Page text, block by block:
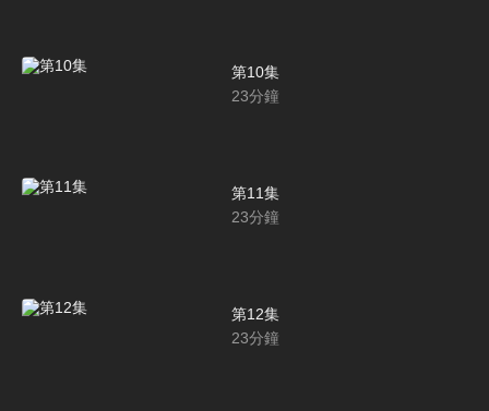
第10集
23分鐘
第11集
23分鐘
第12集
23分鐘